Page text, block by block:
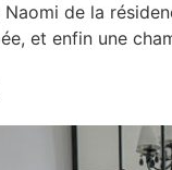
Naomi de la
et enfin une